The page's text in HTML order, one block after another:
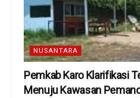
NUSANTARA
Pemkab Karo Klarifikasi
Menuju Kawasan